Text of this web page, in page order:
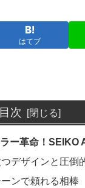
はてブ
目次
ー革命！SEIKO
デザインと圧倒
ンで頼れる相棒